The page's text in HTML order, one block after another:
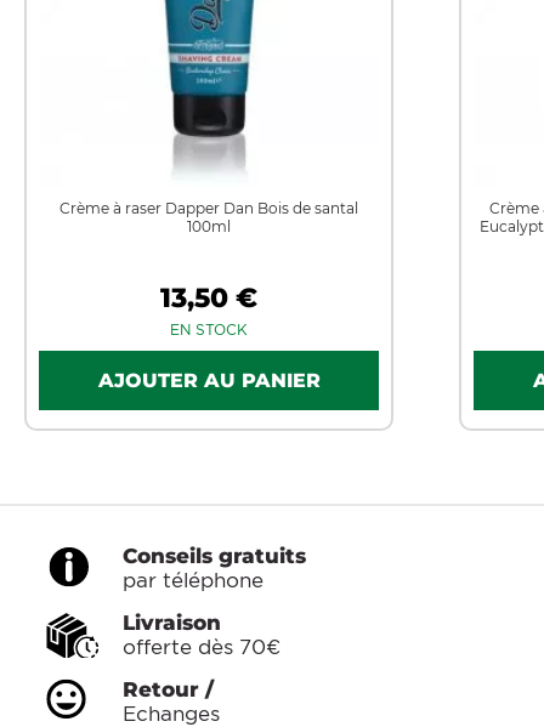
Crème à raser Dapper Dan Bois de santal
100ml
13,50 €
EN STOCK
Crème
Conseils gratuits
par téléphone
Livraison
offerte dès 70€
Retour /
Echanges